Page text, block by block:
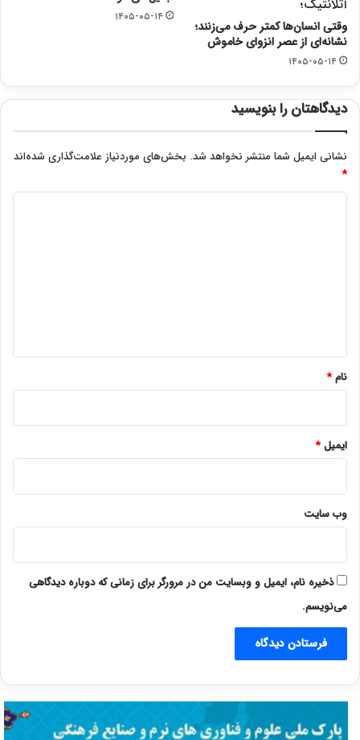
آتلانتیک؛
وقتی انسان‌ها کمتر حرف می‌زنند؛
نشانه‌ای از عصر انزوای خاموش
۱۴۰۵-۰۵-۱۴
۱۴۰۵-۰۵-۱۴
دیدگاهتان را بنویسید
نشانی ایمیل شما منتشر نخواهد شد. بخش‌های موردنیاز علامت‌گذاری شده‌اند
*
نام*
ایمیل*
وب‌ سایت
ذخیره نام، ایمیل و وبسایت من در مرورگر برای زمانی که دوباره دیدگاهی
می‌نویسم.